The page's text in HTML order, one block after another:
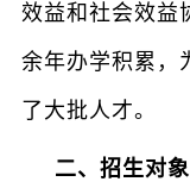
效益和社会效益
余年办学积累，
了大批人才。
二、招生对